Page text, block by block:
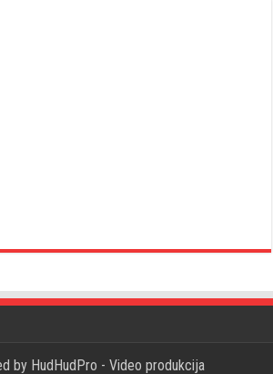
by HudHudPro - Video produkcija